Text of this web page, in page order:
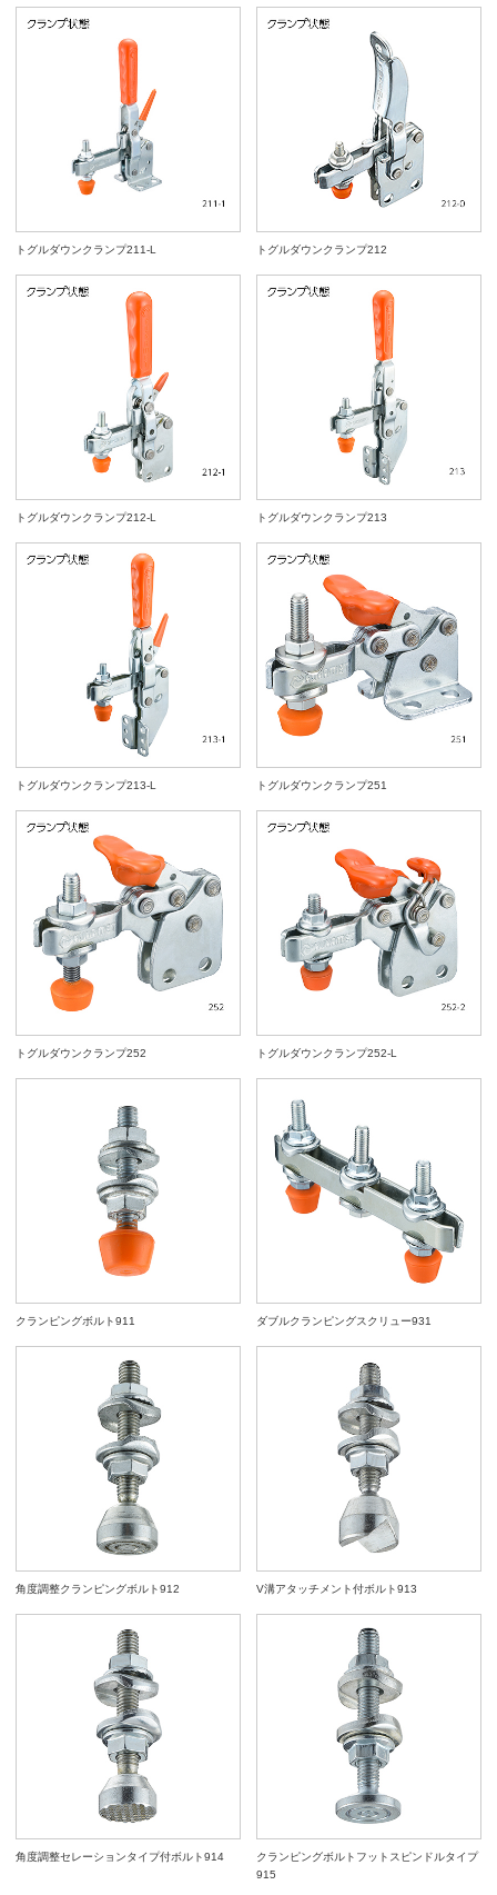
トグルダウンクランプ211-L トグルダウンクランプ212
トグルダウンクランプ212-L トグルダウンクランプ213
トグルダウンクランプ213-L トグルダウンクランプ251
トグルダウンクランプ252 トグルダウンクランプ252-L
クランピングボルト911 ダブルクランピングスクリュー931
角度調整クランピングボルト912 V溝アタッチメント付ボルト913
角度調整セレーションタイプ付ボルト914
クランピングボルトフットスピンドルタイプ
915